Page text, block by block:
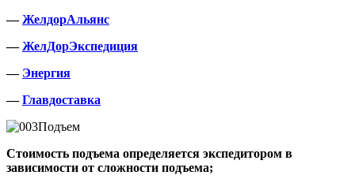
—ЖелдорАльянс
—ЖелДорЭкспедиция
— Энергия
—Главдоставка
Подъем
Стоимость подъема определяется экспедитором в
зависимости от сложности подъема;